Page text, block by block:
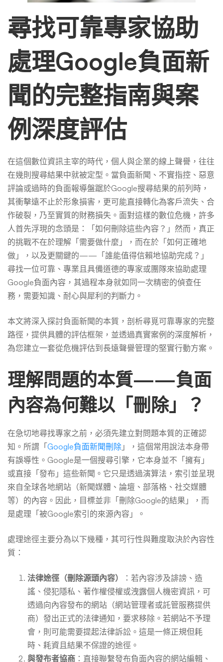
Google
負
面
新
聞
刪
除？
案
例
評
估
尋找可靠專家協助
處理Google負面新
聞的完整指南與案
例深度評估
在這個數位資訊主宰的時代，個人與企業的線上聲譽，往往
在幾則搜尋結果中就被定型。當負面新聞、不實指控、惡意
評論或過時的負面報導盤踞於Google搜尋結果的前列時，
其衝擊遠不止於形象損害，更可能直接轉化為客戶流失、合
作破裂，乃至實質的財務損失。面對這樣的數位危機，許多
人首先浮現的念頭是：「如何刪除這些內容？」然而，真正
的挑戰不在於理解「需要做什麼」，而在於「如何正確地
做」，以及更關鍵的——「誰能值得信賴地協助完成？」
尋找一位可靠、專業且具備道德的專家或團隊來協助處理
Google負面內容，其過程本身就如同一次精密的偵查任
務，需要知識、耐心與犀利的判斷力。
本文將深入探討負面新聞的本質，剖析尋覓可靠專家的完整
路徑，提供具體的評估框架，並透過真實案例的深度解析，
為您建立一套從危機評估到長遠聲譽管理的堅實行動方案。
理解問題的本質——負面
內容為何難以「刪除」？
在急切地尋找專家之前，必須先建立對問題本質的正確認
知。所謂「Google負面新聞刪除 」，這個常用說法本身帶
有誤導性。Google是一個搜尋引擎，它本身並不「擁有」
或直接「發布」這些新聞。它只是透過演算法，索引並呈現
來自全球各地網站（新聞媒體、論壇、部落格、社交媒體
等）的內容。因此，目標並非「刪除Google的結果」，而
是處理「被Google索引的來源內容」。
處理途徑主要分為以下幾種，其可行性與難度取決於內容性
質：
法律途徑（刪除源頭內容）
：若內容涉及誹謗、造
謠、侵犯隱私、著作權侵權或洩露個人機密資訊，可
透過向內容發布的網站（網站管理者或託管服務提供
商）發出正式的法律通知，要求移除。若網站不予理
會，則可能需要提起法律訴訟。這是一條正規但耗
時、耗資且結果不保證的途徑。
與發布者協商 ：直接聯繫發布負面內容的網站編輯、